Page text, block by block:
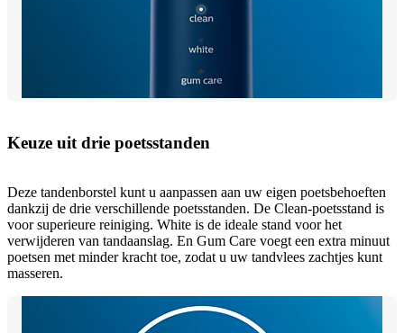
Keuze uit drie poetsstanden
Deze tandenborstel kunt u aanpassen aan uw eigen poetsbehoeften
dankzij de drie verschillende poetsstanden. De Clean-poetsstand is
voor superieure reiniging. White is de ideale stand voor het
verwijderen van tandaanslag. En Gum Care voegt een extra minuut
poetsen met minder kracht toe, zodat u uw tandvlees zachtjes kunt
masseren.